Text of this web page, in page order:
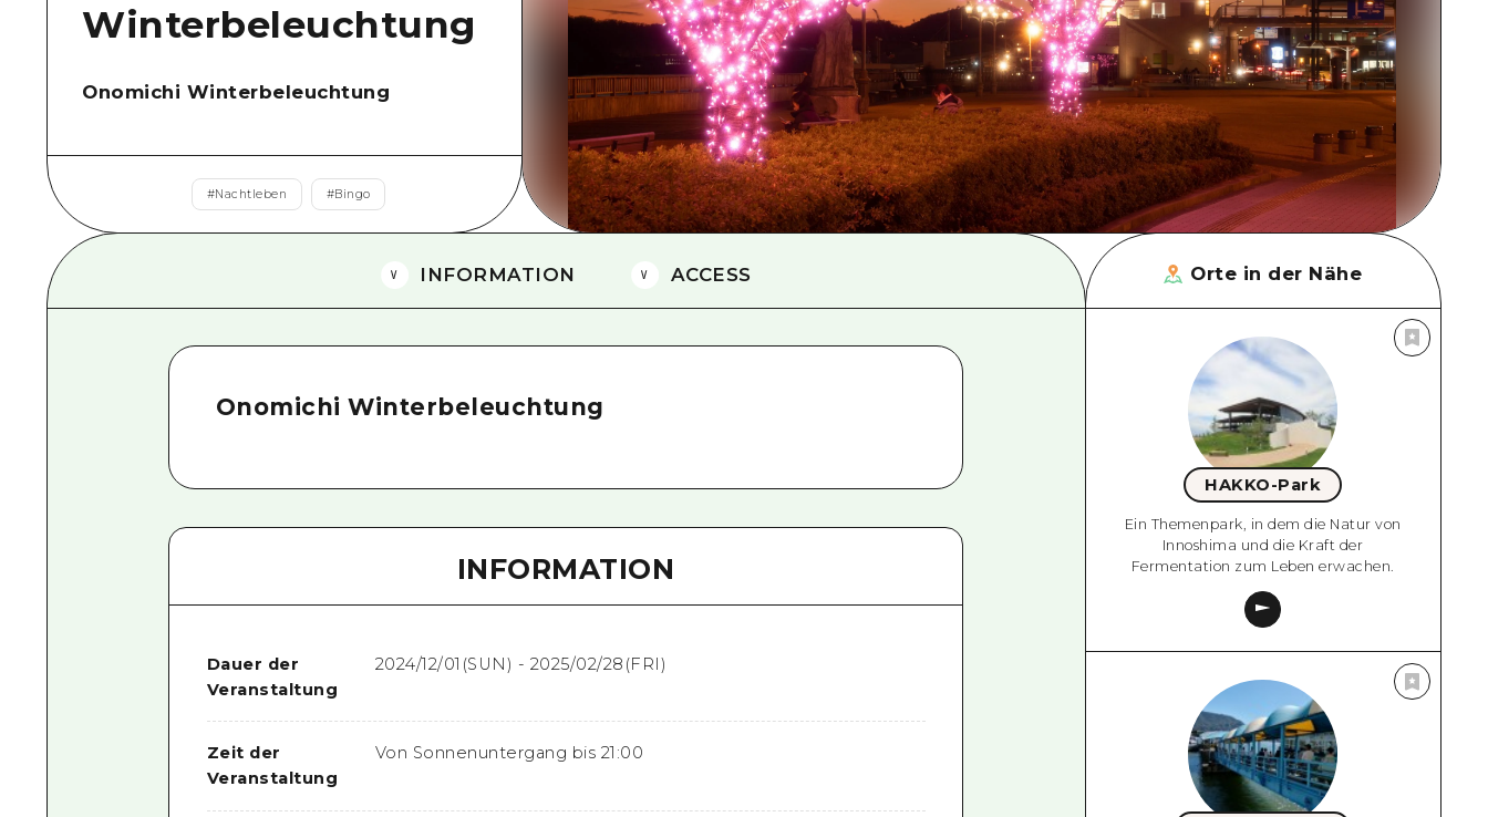
Östliches Yamaguchi
Ehime
Shimane
Winterbeleuchtung
Onomichi Winterbeleuchtung
#Nachtleben #Bingo
INFORMATION ACCESS
Onomichi Winterbeleuchtung
INFORMATION
Dauer der
Veranstaltung
2024/12/01(SUN) - 2025/02/28(FRI)
Zeit der
Veranstaltung
Von Sonnenuntergang bis 21:00
Orte in der Nähe
HAKKO-Park
Ein Themenpark, in dem die Natur von
Innoshima und die Kraft der
Fermentation zum Leben erwachen.